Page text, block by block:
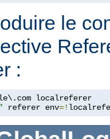
le
:
referer env=!